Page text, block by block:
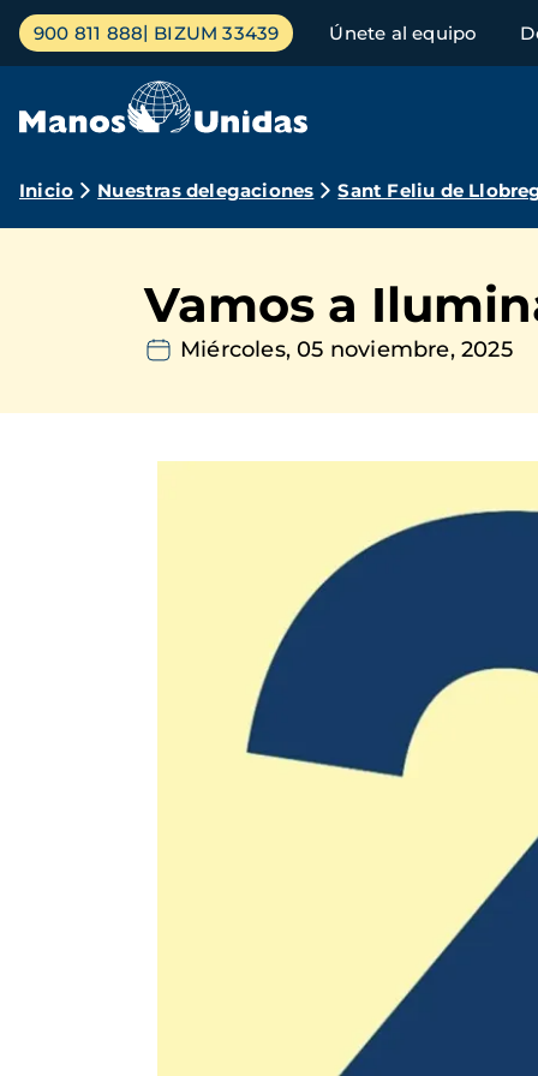
Pasar
contenido
Menú
principal
900 811 888 BIZUM 33439 Únete al equipo
Ruta
navegación
Inicio Nuestras delegaciones Sant Feliu de
Vamos a
Miércoles, 05 noviembre, 2025